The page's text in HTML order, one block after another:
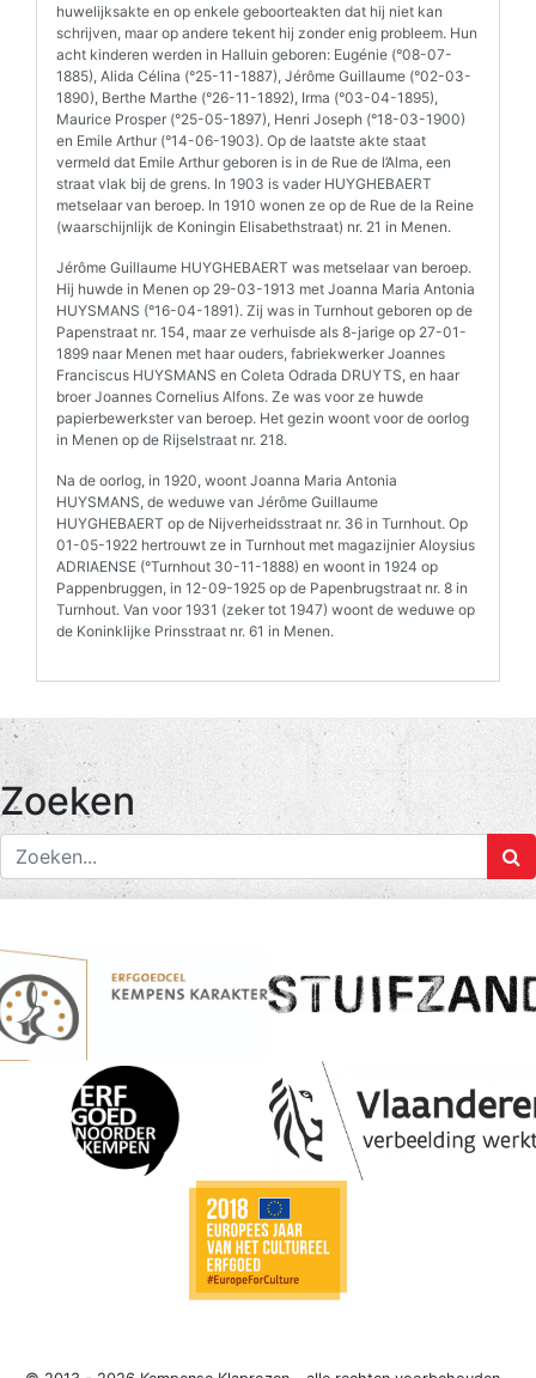
huwelijksakte en op enkele geboorteakten dat hij niet kan
schrijven, maar op andere tekent hij zonder enig probleem. Hun
acht kinderen werden in Halluin geboren: Eugénie (°08-07-
1885), Alida Célina (°25-11-1887), Jérôme Guillaume (°02-03-
1890), Berthe Marthe (°26-11-1892), Irma (°03-04-1895),
Maurice Prosper (°25-05-1897), Henri Joseph (°18-03-1900)
en Emile Arthur (°14-06-1903). Op de laatste akte staat
vermeld dat Emile Arthur geboren is in de Rue de l’Alma, een
straat vlak bij de grens. In 1903 is vader HUYGHEBAERT
metselaar van beroep. In 1910 wonen ze op de Rue de la Reine
(waarschijnlijk de Koningin Elisabethstraat) nr. 21 in Menen.
Jérôme Guillaume HUYGHEBAERT was metselaar van beroep.
Hij huwde in Menen op 29-03-1913 met Joanna Maria Antonia
HUYSMANS (°16-04-1891). Zij was in Turnhout geboren op de
Papenstraat nr. 154, maar ze verhuisde als 8-jarige op 27-01-
1899 naar Menen met haar ouders, fabriekwerker Joannes
Franciscus HUYSMANS en Coleta Odrada DRUYTS, en haar
broer Joannes Cornelius Alfons. Ze was voor ze huwde
papierbewerkster van beroep. Het gezin woont voor de oorlog
in Menen op de Rijselstraat nr. 218.
Na de oorlog, in 1920, woont Joanna Maria Antonia
HUYSMANS, de weduwe van Jérôme Guillaume
HUYGHEBAERT op de Nijverheidsstraat nr. 36 in Turnhout. Op
01-05-1922 hertrouwt ze in Turnhout met magazijnier Aloysius
ADRIAENSE (°Turnhout 30-11-1888) en woont in 1924 op
Pappenbruggen, in 12-09-1925 op de Papenbrugstraat nr. 8 in
Turnhout. Van voor 1931 (zeker tot 1947) woont de weduwe op
de Koninklijke Prinsstraat nr. 61 in Menen.
Zoeken